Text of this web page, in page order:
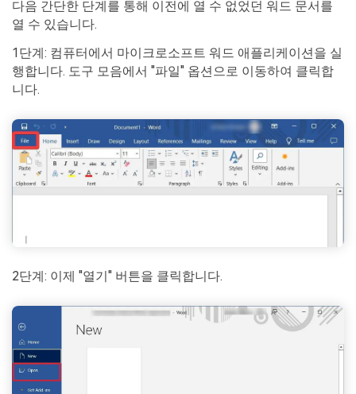
다음 간단한 단계를 통해 이전에 열 수 없었던 워드 문서를
열 수 있습니다.
1단계: 컴퓨터에서 마이크로소프트 워드 애플리케이션을 실
행합니다. 도구 모음에서 "파일" 옵션으로 이동하여 클릭합
니다.
2단계: 이제 "열기" 버튼을 클릭합니다.